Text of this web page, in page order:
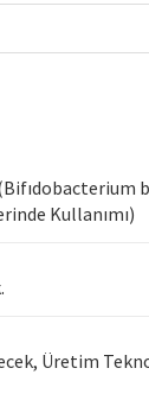
Kullanımı)
Üretim